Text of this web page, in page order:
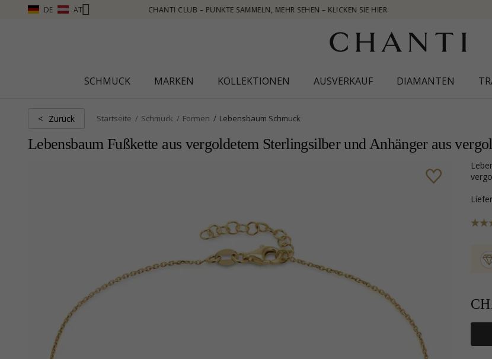
DE AT
SEHEN – KLICKEN SIE HIER
SCHMUCK MARKEN KOLLEKTIONEN AUSVERKAUF DIAMANTEN
< Zurück Startseite Schmuck Formen Lebensbaum Schmuck
Lebensbaum Fußkette aus vergoldetem Sterlingsilber und Anhänger aus
Lebensbaum Fußkette aus vergoldetem Sterlingsilber und Anhänger aus